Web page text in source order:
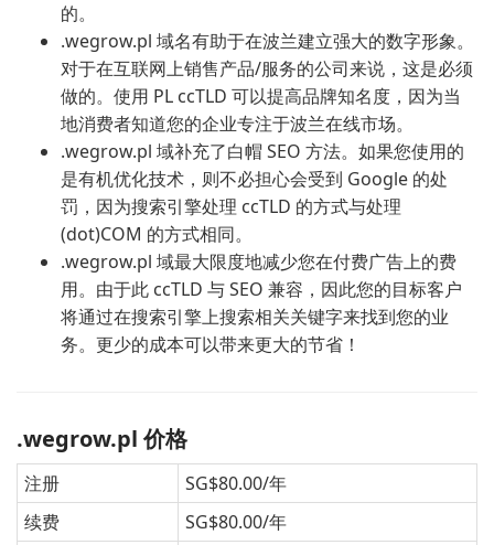
的。
.wegrow.pl 域名有助于在波兰建立强大的数字形象。
对于在互联网上销售产品/服务的公司来说，这是必须
做的。使用 PL ccTLD 可以提高品牌知名度，因为当
地消费者知道您的企业专注于波兰在线市场。
.wegrow.pl 域补充了白帽 SEO 方法。如果您使用的
是有机优化技术，则不必担心会受到 Google 的处
罚，因为搜索引擎处理 ccTLD 的方式与处理
(dot)COM 的方式相同。
.wegrow.pl 域最大限度地减少您在付费广告上的费
用。由于此 ccTLD 与 SEO 兼容，因此您的目标客户
将通过在搜索引擎上搜索相关关键字来找到您的业
务。更少的成本可以带来更大的节省！
.wegrow.pl 价格
注册
SG$80.00/年
续费
SG$80.00/年